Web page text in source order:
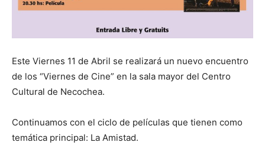
Este Viernes 11 de Abril se realizará un nuevo encuentro
de los “Viernes de Cine” en la sala mayor del Centro
Cultural de Necochea.
Continuamos con el ciclo de películas que tienen como
temática principal: La Amistad.